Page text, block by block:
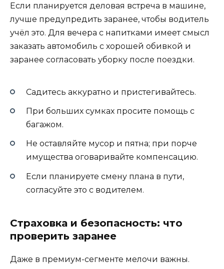
Если планируется деловая встреча в машине,
лучше предупредить заранее, чтобы водитель
учёл это. Для вечера с напитками имеет смысл
заказать автомобиль с хорошей обивкой и
заранее согласовать уборку после поездки.
Садитесь аккуратно и пристегивайтесь.
При больших сумках просите помощь с
багажом.
Не оставляйте мусор и пятна; при порче
имущества оговаривайте компенсацию.
Если планируете смену плана в пути,
согласуйте это с водителем.
Страховка и безопасность: что
проверить заранее
Даже в премиум-сегменте мелочи важны.